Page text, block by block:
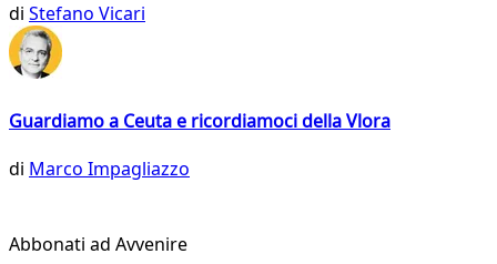
di Stefano Vicari
Guardiamo a Ceuta e ricordiamoci della Vlora
di Marco Impagliazzo
Abbonati ad Avvenire